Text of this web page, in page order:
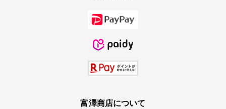
富澤商店について